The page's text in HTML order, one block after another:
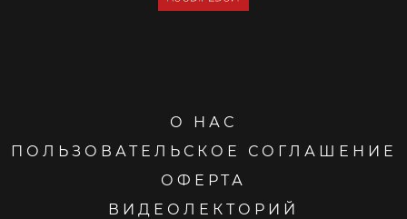
О НАС
ПОЛЬЗОВАТЕЛЬСКОЕ СОГЛАШЕНИЕ
ОФЕРТА
ВИДЕОЛЕКТОРИЙ